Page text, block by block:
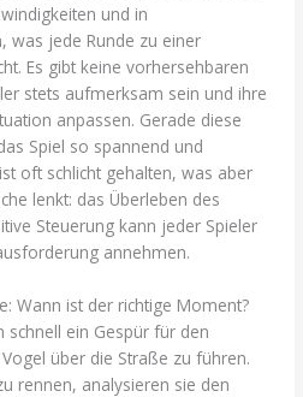
und in
was jede Runde zu einer
Es gibt keine vorhersehbaren
stets aufmerksam sein und ihre
anpassen. Gerade diese
Spiel so spannend und
oft schlicht gehalten, was aber
lenkt: das Überleben des
Steuerung kann jeder Spieler
annehmen.
Wann ist der richtige Moment?
schnell ein Gespür für den
über die Straße zu führen.
rennen, analysieren sie den